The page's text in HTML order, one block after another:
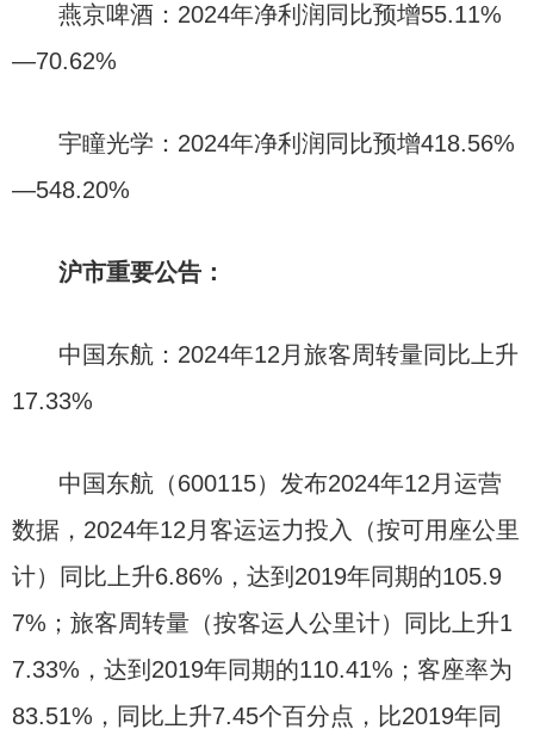
燕京啤酒：2024年净利润同比预增55.11%
—70.62%
宇瞳光学：2024年净利润同比预增418.56%
—548.20%
沪市重要公告：
中国东航：2024年12月旅客周转量同比上升
17.33%
中国东航（600115）发布2024年12月运营
数据，2024年12月客运运力投入（按可用座公里
计）同比上升6.86%，达到2019年同期的105.9
7%；旅客周转量（按客运人公里计）同比上升1
7.33%，达到2019年同期的110.41%；客座率为
83.51%，同比上升7.45个百分点，比2019年同